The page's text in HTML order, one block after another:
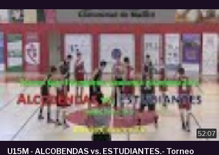
52:07
U15M - ALCOBENDAS vs. ESTUDIANTES.- Torneo